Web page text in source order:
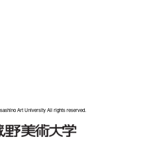
Art University All rights reserved.